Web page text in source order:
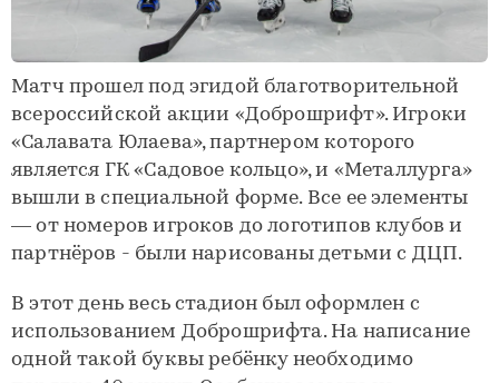
Матч прошел под эгидой благотворительной
всероссийской акции «Доброшрифт». Игроки
«Салавата Юлаева», партнером которого
является ГК «Садовое кольцо», и «Металлурга»
вышли в специальной форме. Все ее элементы
— от номеров игроков до логотипов клубов и
партнёров - были нарисованы детьми с ДЦП.
В этот день весь стадион был оформлен с
использованием Доброшрифта. На написание
одной такой буквы ребёнку необходимо